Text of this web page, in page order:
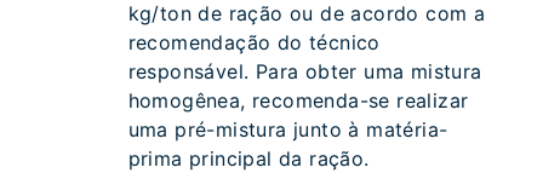
kg/ton de ração ou de acordo com a
recomendação do técnico
responsável. Para obter uma mistura
homogênea, recomenda-se realizar
uma pré-mistura junto à matéria-
prima principal da ração.